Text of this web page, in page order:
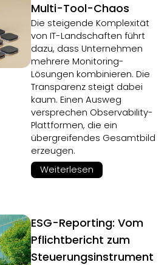
Multi-Tool-Chaos
Die steigende Komplexität
von IT-Landschaften führt
dazu, dass Unternehmen
mehrere Monitoring-
Lösungen kombinieren. Die
Transparenz steigt dabei
kaum. Einen Ausweg
versprechen Observability-
Plattformen, die ein
übergreifendes Gesamtbild
erzeugen.
Weiterlesen
ESG-Reporting: Vom
Pflichtbericht zum
Steuerungsinstrument